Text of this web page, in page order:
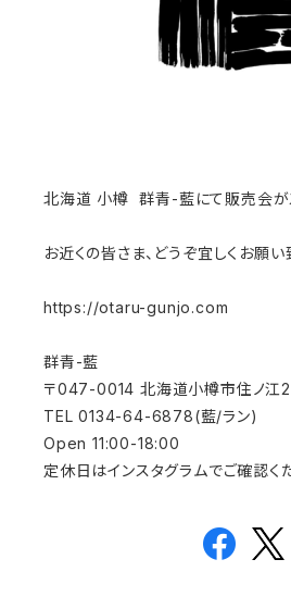
北海道 小樽 群青-藍にて販売会が
お近くの皆さま、どうぞ宜しくお願い
https://otaru-gunjo.com
群青-藍
〒047-0014 北海道小樽市住ノ江
TEL 0134-64-6878(藍/ラン)
Open 11:00-18:00
定休日はインスタグラムでご確認く